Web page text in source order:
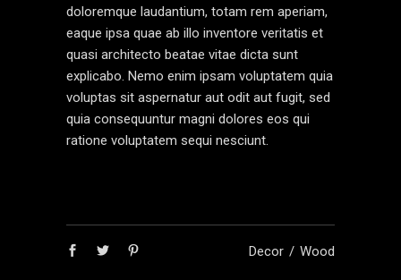
doloremque laudantium, totam rem aperiam,
eaque ipsa quae ab illo inventore veritatis et
quasi architecto beatae vitae dicta sunt
explicabo. Nemo enim ipsam voluptatem quia
voluptas sit aspernatur aut odit aut fugit, sed
quia consequuntur magni dolores eos qui
ratione voluptatem sequi nesciunt.
Decor Wood